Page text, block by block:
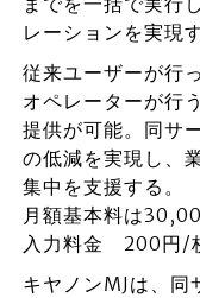
レーションを実現す
従来ユーザーが行
オペレーターが行
提供が可能。同サ
の低減を実現し、
集中を支援する。
月額基本料は
入力料金 200円/
キヤノンMJは、同